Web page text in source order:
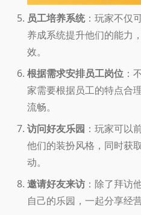
员工培养系统：玩家不仅
养成系统提升他们的能力
效。
根据需求安排员工岗位 ：
家需要根据员工的特点合
流畅。
访问好友乐园 ：玩家可以
他们的装扮风格，同时获
动。
邀请好友来访 ：除了拜访
自己的乐园，一起分享经